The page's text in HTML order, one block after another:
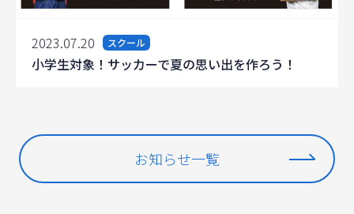
2023.07.20 スクール
小学生対象！サッカーで夏の思い出を作ろう！
お知らせ一覧